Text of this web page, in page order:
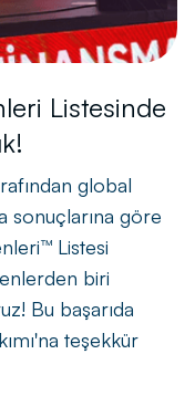
Listesinde
global
sonuçlarına göre
Listesi
biri
Bu başarıda
teşekkür